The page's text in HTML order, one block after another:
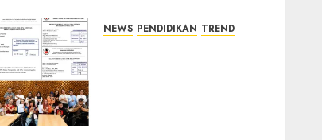
NEWS PENDIDIKAN TREND